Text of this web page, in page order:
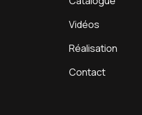
Vidéos
Réalisation
Contact